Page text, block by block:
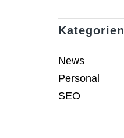
Kategorien
News
Personal
SEO